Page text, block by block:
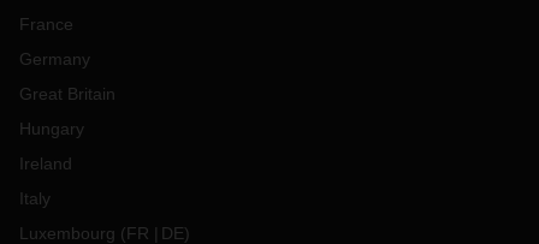
France
Germany
Great Britain
Hungary
Ireland
Italy
Luxembourg (FR DE)